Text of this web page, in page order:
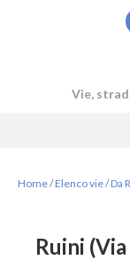
Vie,
Home/Elenco vie/Da
Ruini